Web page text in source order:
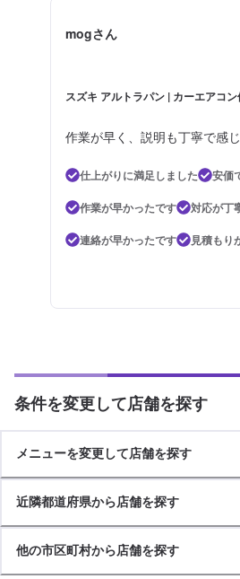
mogさん
スズキ アルトラパン | カーエアコ
作業が早く、説明も丁寧で感
仕上がりに満足しました
安価
作業が早かったです
対応が丁
連絡が早かったです
見積もり
条件を変更して店舗を探す
メニューを変更して店舗を探す
近隣都道府県から店舗を探す
他の市区町村から店舗を探す